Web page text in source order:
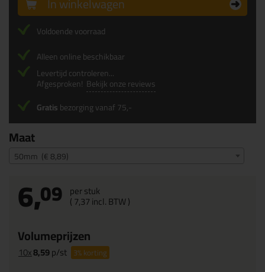
Maat
50mm (€ 8,89)
6,09 per stuk
(7,37incl. BTW )
Volumeprijzen
10x8,59p/st 3%korting
Voldoende voorraad
Alleen online beschikbaar
Levertijd controleren...
Afgesproken! Bekijk onze reviews
Gratisbezorging vanaf 75,-